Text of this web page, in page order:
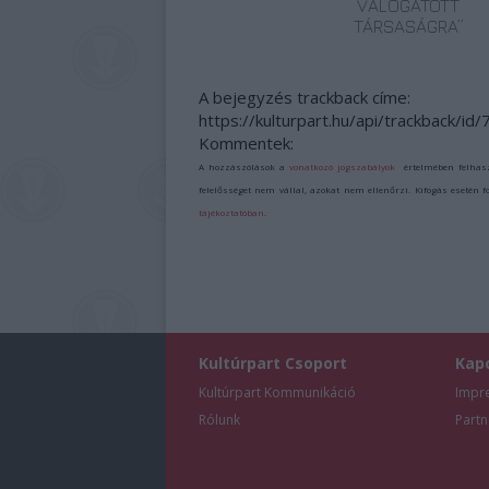
VÁLOGATOTT
TÁRSASÁGRA”
A bejegyzés trackback címe:
https://kulturpart.hu/api/trackback/id/
Kommentek:
A hozzászólások avonatkozó jogszabályok értelmében
felelősséget nem vállal, azokat nem ellenőrzi. Kifogás esetén
tájékoztatóban
Kultúrpart Csoport
Kultúrpart Kommunikáció
Rólunk